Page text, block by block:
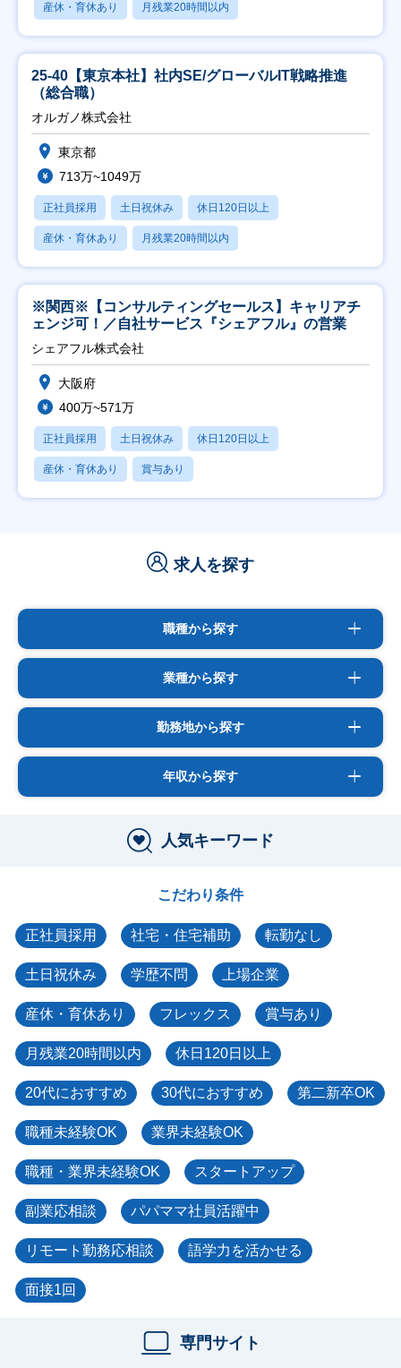
産休・育休あり 月残業20時間以内
25-40【東京本社】社内SE/グローバルIT戦略推進
（総合職）
オルガノ株式会社
東京都
713万~1049万
正社員採用 土日祝休み 休日120日以上
産休・育休あり 月残業20時間以内
※関西※【コンサルティングセールス】キャリアチ
ェンジ可！／自社サービス『シェアフル』の営業
シェアフル株式会社
大阪府
400万~571万
正社員採用 土日祝休み 休日120日以上
産休・育休あり 賞与あり
求人を探す
職種から探す
業種から探す
勤務地から探す
年収から探す
人気キーワード
こだわり条件
正社員採用 社宅・住宅補助 転勤なし
土日祝休み 学歴不問 上場企業
産休・育休あり フレックス 賞与あり
月残業20時間以内 休日120日以上
20代におすすめ 30代におすすめ 第二新卒OK
職種未経験OK 業界未経験OK
職種・業界未経験OK スタートアップ
副業応相談 パパママ社員活躍中
リモート勤務応相談 語学力を活かせる
面接1回
専門サイト